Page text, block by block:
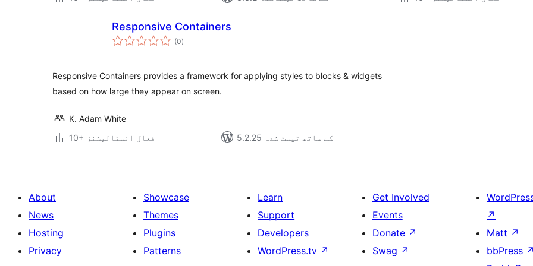
Responsive Containers
(0مجموعی
درجہ
)
Responsive Containers provides a framework for applying styles to blocks & widgets
based on how large they appear on screen.
K. Adam White
10+ فعال انسٹالیشنز
5.2.25 کے ساتھ ٹیسٹ شدہ
About
News
Hosting
Privacy
Showcase
Themes
Plugins
Patterns
Learn
Support
Developers
WordPress.tv ↗
Get Involved
Events
Donate ↗
Swag ↗
↗
Matt ↗
bbPress ↗